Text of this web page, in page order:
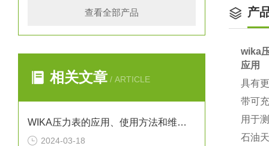
查看全部产品
相关文章 / ARTICLE
WIKA压力表的应用、使用方法和维护要点解析
2024-03-18
产
wika
应用
具有
带可
用于
石油